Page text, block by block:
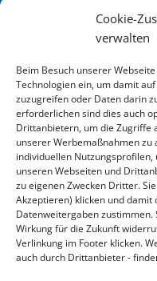
Cookie-
verwalten
Beim Besuch unserer
Technologien ein, um damit
zuzugreifen oder Daten darin
erforderlichen sind dies auch
Drittanbietern, um die Zugriffe
unserer Werbemaßnahmen zu
individuellen
unseren Webseiten und
zu eigenen Zwecken Dritter.
Akzeptieren) klicken und
Datenweitergaben
Wirkung für die Zukunft
Verlinkung im Footer klicken.
auch durch Drittanbieter -
CONTACT
ADRESSE
KLINGER Kempchen
Im Waldteich 21 » D-
T +49 208-8482-0 » F
info@klinger-